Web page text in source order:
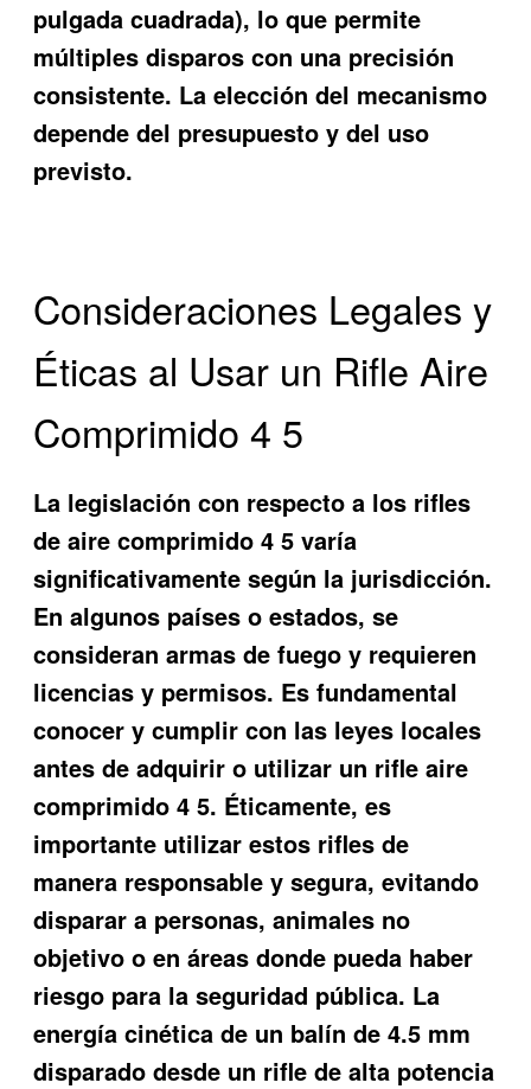
pulgada cuadrada), lo que permite
múltiples disparos con una precisión
consistente. La elección del mecanismo
depende del presupuesto y del uso
previsto.
Consideraciones Legales y
Éticas al Usar un Rifle Aire
Comprimido 4 5
La legislación con respecto a los rifles
de aire comprimido 4 5 varía
significativamente según la jurisdicción.
En algunos países o estados, se
consideran armas de fuego y requieren
licencias y permisos. Es fundamental
conocer y cumplir con las leyes locales
antes de adquirir o utilizar un rifle aire
comprimido 4 5. Éticamente, es
importante utilizar estos rifles de
manera responsable y segura, evitando
disparar a personas, animales no
objetivo o en áreas donde pueda haber
riesgo para la seguridad pública. La
energía cinética de un balín de 4.5 mm
disparado desde un rifle de alta potencia